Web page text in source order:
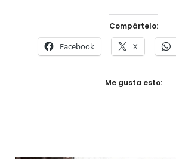
Compártelo:
Facebook X
Me gusta esto: